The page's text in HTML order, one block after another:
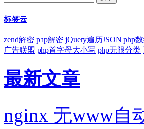
标签云
zend解密 php解密 jQuery遍历JSON php
广告联盟 php首字母大小写 php无限分类
最新文章
nginx 无www自